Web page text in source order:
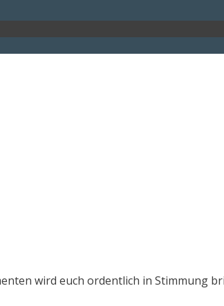
wird euch ordentlich in Stimmung